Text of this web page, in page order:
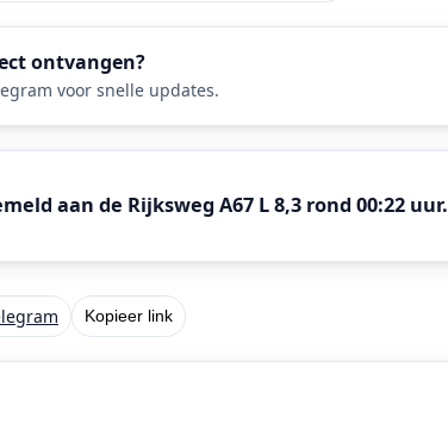
ontvangen?
voor snelle updates.
aan de Rijksweg A67 L 8,3 rond 00:22 uur.
Kopieer link
A67 L 8,3, Eersel.